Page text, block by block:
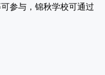
参与，锦秋学校可通过